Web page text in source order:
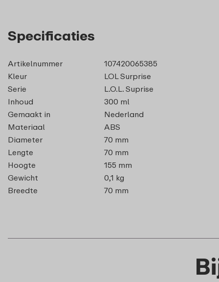
Specificaties
Artikelnummer
107420065385
Kleur
LOL Surprise
Serie
L.O.L. Suprise
Inhoud
300 ml
Gemaakt in
Nederland
Materiaal
ABS
Diameter
70 mm
Lengte
70 mm
Hoogte
155 mm
Gewicht
0,1 kg
Breedte
70 mm